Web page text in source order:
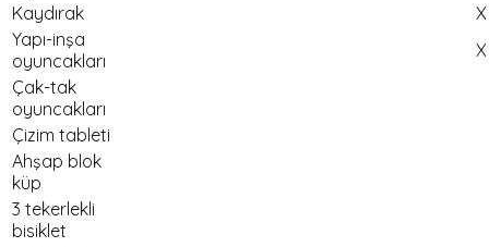
Kaydırak
X
Yapı-inşa
oyuncakları
X
Çak-tak
oyuncakları
Çizim tableti
Ahşap blok
küp
3 tekerlekli
bisiklet